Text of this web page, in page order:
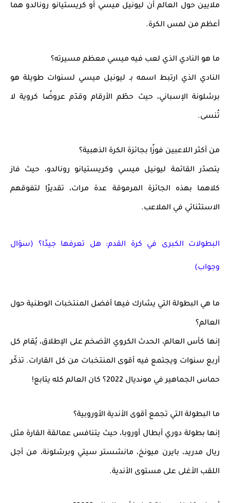
ملايين حول العالم أن ليونيل ميسي أو كريستيانو رونالدو هما
أعظم من لمس الكرة.
ما هو النادي الذي لعب فيه ميسي معظم مسيرته؟
النادي الذي ارتبط اسمه بـ ليونيل ميسي لسنوات طويلة هو
برشلونة الإسباني، حيث حطّم الأرقام وقدّم عروضًا كروية لا
تُنسى.
من أكثر اللاعبين فوزًا بجائزة الكرة الذهبية؟
يتصدّر القائمة ليونيل ميسي وكريستيانو رونالدو، حيث فاز
كلاهما بهذه الجائزة المرموقة عدة مرات، تقديرًا لتفوقهم
الاستثنائي في الملاعب.
البطولات الكبرى في كرة القدم: هل تعرفها جيدًا؟ (سؤال
وجواب)
ما هي البطولة التي يشارك فيها أفضل المنتخبات الوطنية حول
العالم؟
إنها كأس العالم، الحدث الكروي الأضخم على الإطلاق، يُقام كل
أربع سنوات ويجتمع فيه أقوى المنتخبات من كل القارات. تذكّر
حماس الجماهير في مونديال 2022؟ كان العالم كله يتابع!
ما البطولة التي تجمع أقوى الأندية الأوروبية؟
إنها بطولة دوري أبطال أوروبا، حيث يتنافس عمالقة القارة مثل
ريال مدريد، بايرن ميونخ، مانشستر سيتي وبرشلونة، من أجل
اللقب الأغلى على مستوى الأندية.